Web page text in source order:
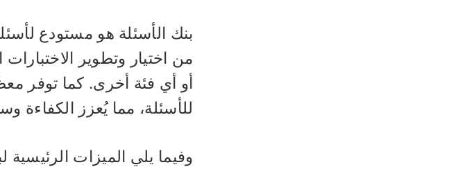
بنك الأسئلة هو مستودع
من اختيار وتطوير
أو أي فئة أخرى. كما توفر
للأسئلة، مما يُعزز الكفاءة
وفيما يلي الميزات الرئيسية